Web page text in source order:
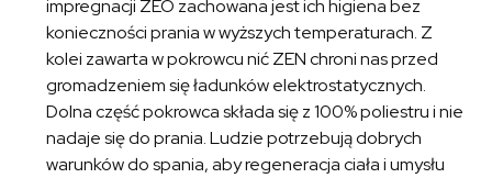
impregnacji ZEO zachowana jest ich higiena bez
konieczności prania w wyższych temperaturach. Z
kolei zawarta w pokrowcu nić ZEN chroni nas przed
gromadzeniem się ładunków elektrostatycznych.
Dolna część pokrowca składa się z 100% poliestru i nie
nadaje się do prania. Ludzie potrzebują dobrych
warunków do spania, aby regeneracja ciała i umysłu